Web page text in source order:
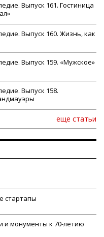
Выпуск 161. Гостиница
Выпуск 160. Жизнь, как
Выпуск 159. «Мужское»
Выпуск 158.
еще статьи
стартапы
и монументы к 70-летию